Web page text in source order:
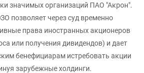
значимых организаций ПАО "Акрон".
позволяет через суд временно
права иностранных акционеров
или получения дивидендов) и дает
бенефициарам истребовать акции
зарубежные холдинги.